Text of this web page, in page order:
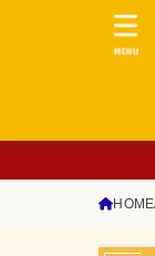
MENU
HOME